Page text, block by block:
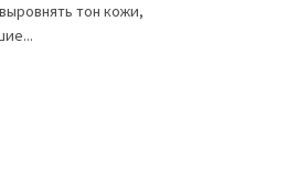
тон кожи,